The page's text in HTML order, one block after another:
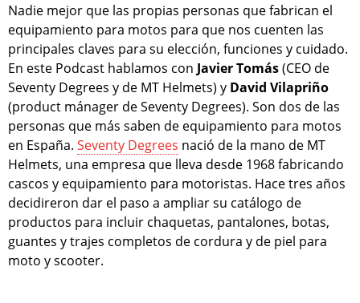
Nadie mejor que las propias personas que fabrican el
equipamiento para motos para que nos cuenten las
principales claves para su elección, funciones y cuidado.
En este Podcast hablamos con Javier Tomás(CEO de
Seventy Degrees y de MT Helmets) y David Vilapriño
(product mánager de Seventy Degrees). Son dos de las
personas que más saben de equipamiento para motos
en España. Seventy Degrees nació de la mano de MT
Helmets, una empresa que lleva desde 1968 fabricando
cascos y equipamiento para motoristas. Hace tres años
decidireron dar el paso a ampliar su catálogo de
productos para incluir chaquetas, pantalones, botas,
guantes y trajes completos de cordura y de piel para
moto y scooter.